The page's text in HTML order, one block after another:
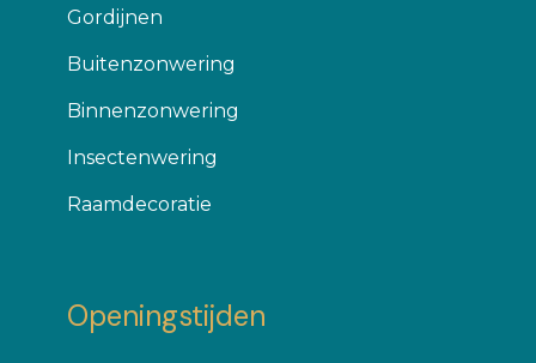
Gordijnen
Buitenzonwering
Binnenzonwering
Insectenwering
Raamdecoratie
Openingstijden